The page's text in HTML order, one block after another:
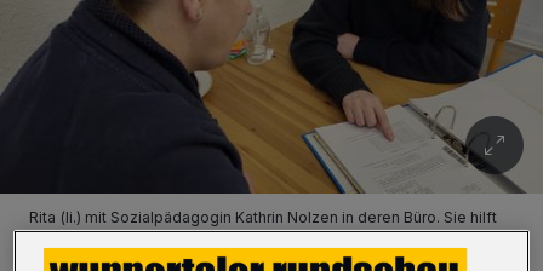
Rita (li.) mit Sozialpädagogin Kathrin Nolzen in deren Büro. Sie hilft
Rita dabei, ihr Leben zu organisieren.
Foto: Sabine Damaschke